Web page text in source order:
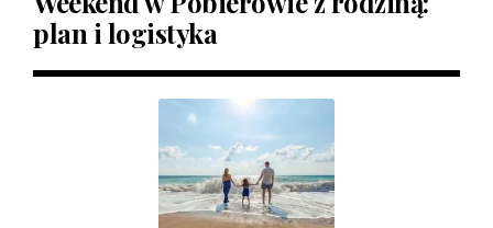
plan i logistyka